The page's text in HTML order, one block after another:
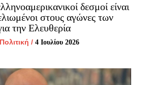
δεσμοί είναι
στους αγώνες των
την Ελευθερία
Πολιτική / 4 Ιουλίου 2026